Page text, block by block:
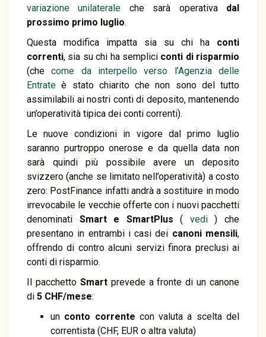
variazione unilaterale che sarà operativa dal
prossimo primo luglio.
Questa modifica impatta sia su chi ha conti
correnti, sia su chi ha semplici conti di risparmio
(checome da interpello verso l’Agenzia delle
Entrate è stato chiarito che non sono del tutto
assimilabili ai nostri conti di deposito, mantenendo
un’operatività tipica dei conti correnti).
Le nuove condizioni in vigore dal primo luglio
saranno purtroppo onerose e da quella data non
sarà quindi più possibile avere un deposito
svizzero (anche se limitato nell’operatività) a costo
zero: PostFinance infatti andrà a sostituire in modo
irrevocabile le vecchie offerte con i nuovi pacchetti
denominati Smart e SmartPlus ( vedi) che
presentano in entrambi i casi dei canoni mensili,
offrendo di contro alcuni servizi finora preclusi ai
conti di risparmio.
Il pacchetto Smartprevede a fronte di un canone
di 5 CHF/mese:
un conto corrente con valuta a scelta del
correntista (CHF, EUR o altra valuta)